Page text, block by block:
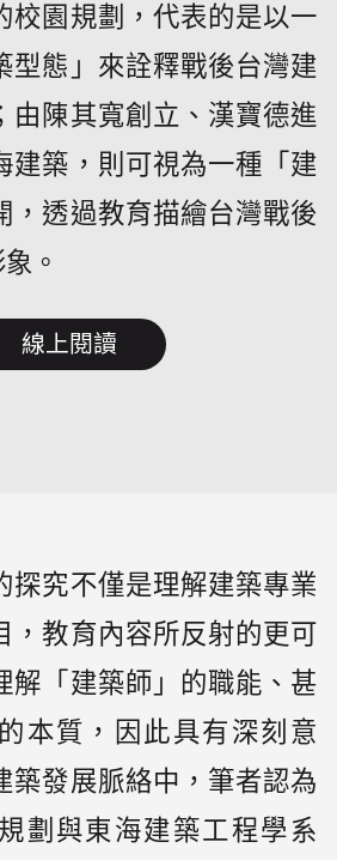
校園規劃，代表的是以一
型態」來詮釋戰後台灣建
由陳其寬創立、漢寶德進
建築，則可視為一種「建
，透過教育描繪台灣戰後
。
線上閱讀
探究不僅是理解建築專業
，教育內容所反射的更可
解「建築師」的職能、甚
本質，因此具有深刻意
築發展脈絡中，筆者認為
劃與東海建築工程學系